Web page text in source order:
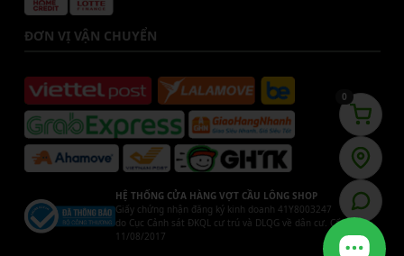
ĐƠN VỊ VẬN CHUYỂN
HỆ THỐNG CỬA HÀNG VỢT CẦU LÔNG SHOP
Giấy chứng nhận đăng ký kinh doanh 41Y8003247
do Cục Cảnh sát ĐKQL cư trú và DLQG về dân cư. Cấp ngày
11/08/2017
0